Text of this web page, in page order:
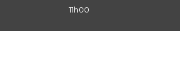
11h00